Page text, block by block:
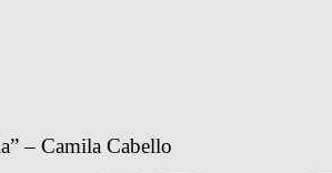
– Camila Cabello